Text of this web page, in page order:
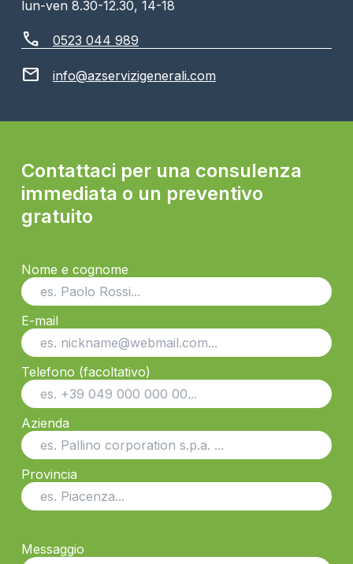
lun-ven 8.30-12.30, 14-18
call 0523 044 989
mail info@azservizigenerali.com
Contattaci per una consulenza
immediata o un preventivo
gratuito
Nome e cognome
E-mail
Telefono (facoltativo)
Azienda
Provincia
Messaggio